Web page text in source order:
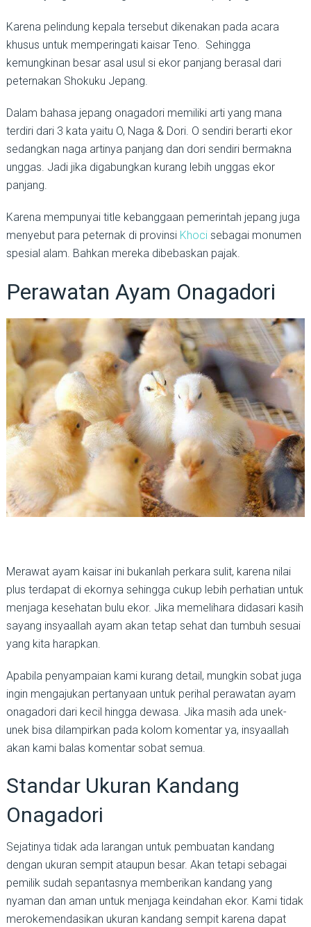
Karena pelindung kepala tersebut dikenakan pada acara
khusus untuk memperingati kaisar Teno. Sehingga
kemungkinan besar asal usul si ekor panjang berasal dari
peternakan Shokuku Jepang.
Dalam bahasa jepang onagadori memiliki arti yang mana
terdiri dari 3 kata yaitu O, Naga & Dori. O sendiri berarti ekor
sedangkan naga artinya panjang dan dori sendiri bermakna
unggas. Jadi jika digabungkan kurang lebih unggas ekor
panjang.
Karena mempunyai title kebanggaan pemerintah jepang juga
menyebut para peternak di provinsi Khocisebagai monumen
spesial alam. Bahkan mereka dibebaskan pajak.
Perawatan Ayam Onagadori
Merawat ayam kaisar ini bukanlah perkara sulit, karena nilai
plus terdapat di ekornya sehingga cukup lebih perhatian untuk
menjaga kesehatan bulu ekor. Jika memelihara didasari kasih
sayang insyaallah ayam akan tetap sehat dan tumbuh sesuai
yang kita harapkan.
Apabila penyampaian kami kurang detail, mungkin sobat juga
ingin mengajukan pertanyaan untuk perihal perawatan ayam
onagadori dari kecil hingga dewasa. Jika masih ada unek-
unek bisa dilampirkan pada kolom komentar ya, insyaallah
akan kami balas komentar sobat semua.
Standar Ukuran Kandang
Onagadori
Sejatinya tidak ada larangan untuk pembuatan kandang
dengan ukuran sempit ataupun besar. Akan tetapi sebagai
pemilik sudah sepantasnya memberikan kandang yang
nyaman dan aman untuk menjaga keindahan ekor. Kami tidak
merokemendasikan ukuran kandang sempit karena dapat